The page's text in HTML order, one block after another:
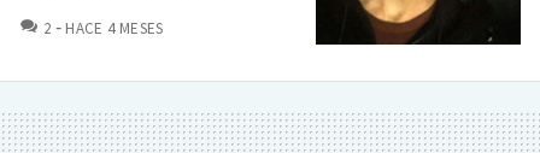
2 COMENTARIOS
HACE 4 MESES